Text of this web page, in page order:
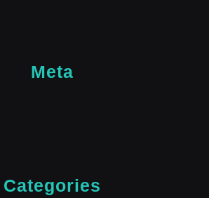
Meta
Categories